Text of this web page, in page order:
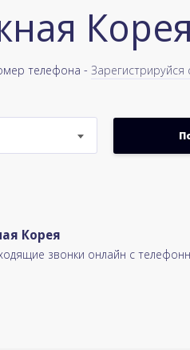
Корея
телефона - Зарегистрируйся
Корея
звонки онлайн с